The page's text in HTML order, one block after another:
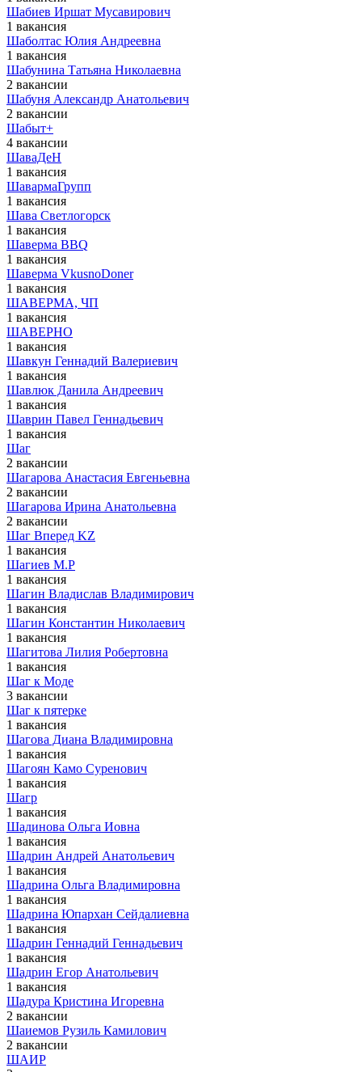
Шабиев Иршат Мусавирович
1 вакансия
Шаболтас Юлия Андреевна
1 вакансия
Шабунина Татьяна Николаевна
2 вакансии
Шабуня Александр Анатольевич
2 вакансии
Шабыт+
4 вакансии
ШаваДеН
1 вакансия
ШавармаГрупп
1 вакансия
Шава Светлогорск
1 вакансия
Шаверма BBQ
1 вакансия
Шаверма VkusnoDoner
1 вакансия
ШАВЕРМА, ЧП
1 вакансия
ШАВЕРНО
1 вакансия
Шавкун Геннадий Валериевич
1 вакансия
Шавлюк Данила Андреевич
1 вакансия
Шаврин Павел Геннадьевич
1 вакансия
Шаг
2 вакансии
Шагарова Анастасия Евгеньевна
2 вакансии
Шагарова Ирина Анатольевна
2 вакансии
Шаг Вперед KZ
1 вакансия
Шагиев М.Р
1 вакансия
Шагин Владислав Владимирович
1 вакансия
Шагин Константин Николаевич
1 вакансия
Шагитова Лилия Робертовна
1 вакансия
Шаг к Моде
3 вакансии
Шаг к пятерке
1 вакансия
Шагова Диана Владимировна
1 вакансия
Шагоян Камо Суренович
1 вакансия
Шагр
1 вакансия
Шадинова Ольга Иовна
1 вакансия
Шадрин Андрей Анатольевич
1 вакансия
Шадрина Ольга Владимировна
1 вакансия
Шадрина Юпархан Сейдалиевна
1 вакансия
Шадрин Геннадий Геннадьевич
1 вакансия
Шадрин Егор Анатольевич
1 вакансия
Шадура Кристина Игоревна
2 вакансии
Шаиемов Рузиль Камилович
2 вакансии
ШАИР